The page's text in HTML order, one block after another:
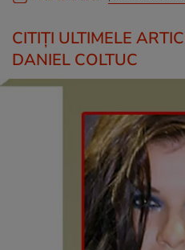
CITIȚI ULTIMELE
DANIEL COLTUC